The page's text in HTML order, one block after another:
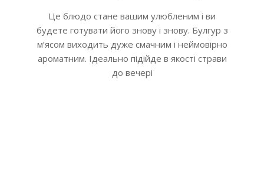
Це блюдо стане вашим улюбленим і ви
будете готувати його знову і знову. Булгур з
м’ясом виходить дуже смачним і неймовірно
ароматним. Ідеально підійде в якості страви
до вечері